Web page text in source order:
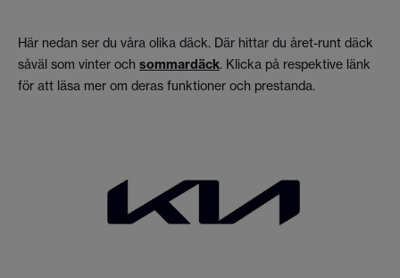
Här nedan ser du våra olika däck. Där hittar du året-runt däck
såväl som vinter och sommardäck. Klicka på respektive länk
för att läsa mer om deras funktioner och prestanda.